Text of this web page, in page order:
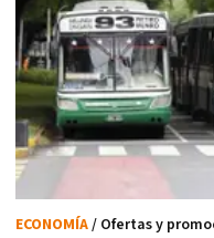
ECONOMÍA/ Ofertas y